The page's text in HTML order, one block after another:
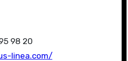
98 20
linea.com/